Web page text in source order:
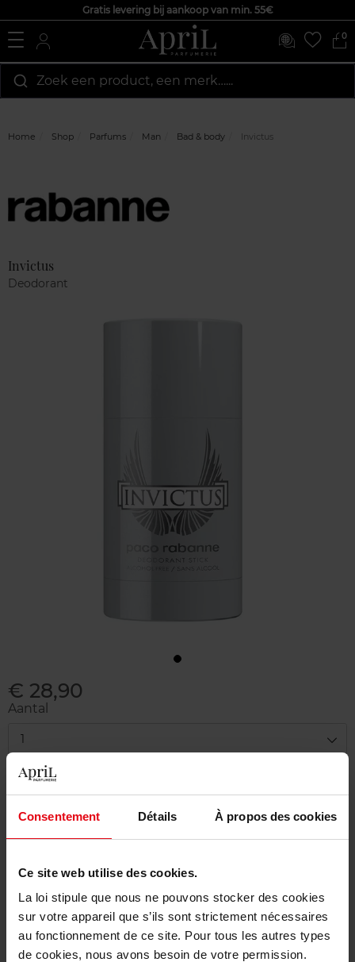
Consentement Détails À propos des cookies
Ce site web utilise des cookies.
La loi stipule que nous ne pouvons stocker des cookies
sur votre appareil que s’ils sont strictement nécessaires
au fonctionnement de ce site. Pour tous les autres types
de cookies, nous avons besoin de votre permission.
Gratis levering bij aankoop van min. 55€
0
Zoek een product, een merk…...
Home Shop Parfums Man Bad & body Invictus
Invictus
Deodorant
€ 28,90
Aantal
1
Levering
Dit artikel is momenteel niet beschikbaar
Me verwittigen wanneer het weer beschikbaar
Gratis levering bij aankoop van min. 55€
Gratis retour in je winkelpunt
Gratis verpakking